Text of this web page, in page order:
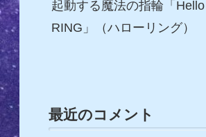
起動する魔法の指輪「Hello
RING」（ハローリング）
最近のコメント